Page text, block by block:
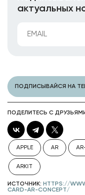
актуальных
ПОДПИСЫВАЙСЯ НА
ПОДЕЛИТЕСЬ С
APPLE AR
ARKIT
ИСТОЧНИК: HTTPS://
CARD-AR-CONCEPT/